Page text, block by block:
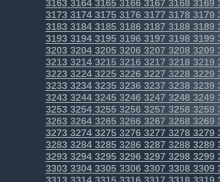
31633164316531663167 31683169
3173317431753176317731783179
31833184318531863187 31883189
31933194319531963197 31983199
32033204320532063207 32083209
32133214321532163217 32183219
32233224322532263227 32283229
32333234323532363237 32383239
32433244324532463247 32483249
32533254325532563257 32583259
32633264326532663267 32683269
3273327432753276327732783279
3283328432853286328732883289
3293329432953296329732983299
3303330433053306330733083309